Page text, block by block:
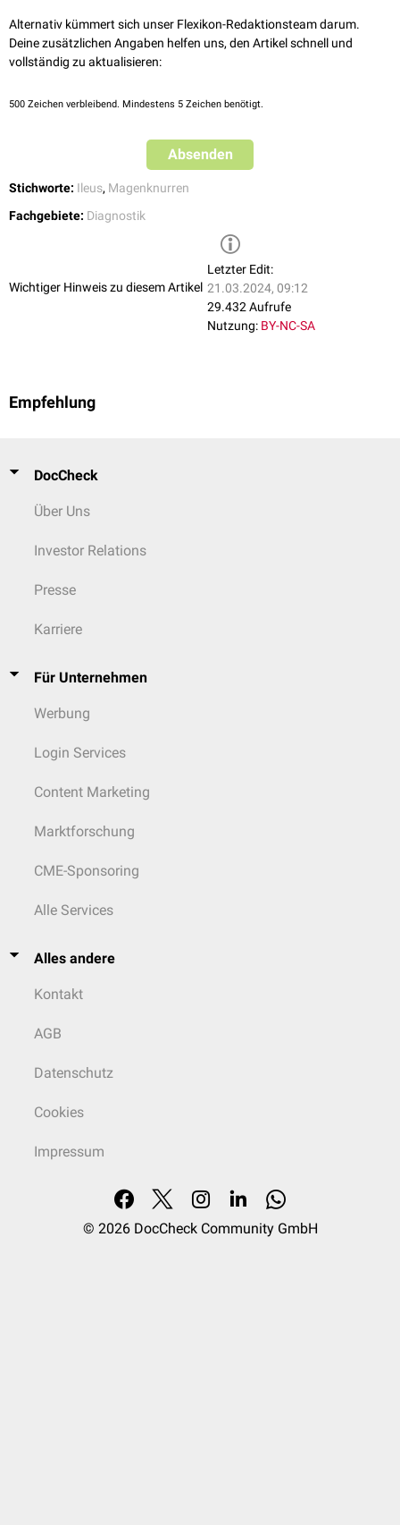
Alternativ kümmert sich unser Flexikon-Redaktionsteam darum.
Deine zusätzlichen Angaben helfen uns, den Artikel schnell und
vollständig zu aktualisieren:
500 Zeichen verbleibend. Mindestens 5 Zeichen benötigt.
Absenden
Stichworte: Ileus, Magenknurren
Fachgebiete: Diagnostik
Wichtiger Hinweis zu diesem Artikel
Letzter Edit:
21.03.2024, 09:12
29.432 Aufrufe
Nutzung: BY-NC-SA
Empfehlung
DocCheck
Über Uns
Investor Relations
Presse
Karriere
Für Unternehmen
Werbung
Login Services
Content Marketing
Marktforschung
CME-Sponsoring
Alle Services
Alles andere
Kontakt
AGB
Datenschutz
Cookies
Impressum
© 2026 DocCheck Community GmbH